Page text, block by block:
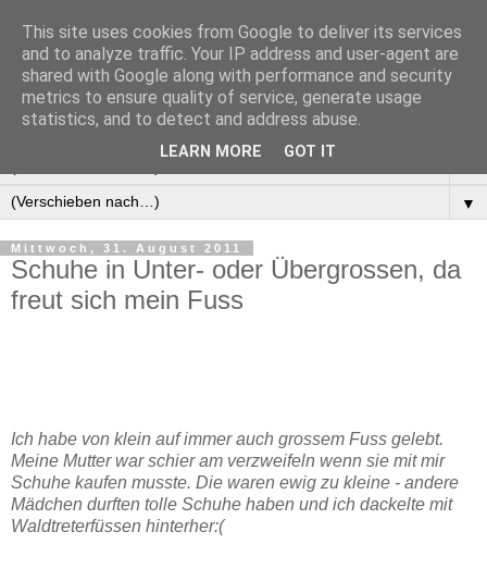
Manus Testwelt, alles
außer langweilig
▼
Mittwoch, 31. August 2011
Schuhe in Unter- oder Übergrossen, da
freut sich mein Fuss
Ich habe von klein auf immer auch grossem Fuss gelebt.
Meine Mutter war schier am verzweifeln wenn sie mit mir
Schuhe kaufen musste. Die waren ewig zu kleine - andere
Mädchen durften tolle Schuhe haben und ich dackelte mit
Waldtreterfüssen hinterher:(
This site uses cookies from Google to deliver its services
and to analyze traffic. Your IP address and user-agent are
shared with Google along with performance and security
metrics to ensure quality of service, generate usage
statistics, and to detect and address abuse.
LEARN MORE GOT IT